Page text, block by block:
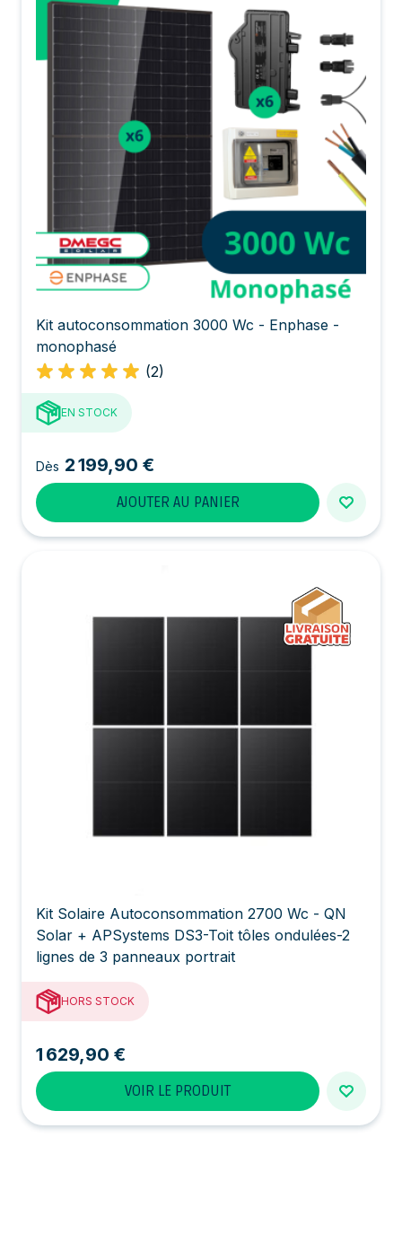
Kit autoconsommation 3000 Wc - Enphase -
monophasé
(2)
EN STOCK
Dès 2 199,90 €
AJOUTER AU PANIER
Kit Solaire Autoconsommation 2700 Wc - QN
Solar + APSystems DS3-Toit tôles ondulées-2
lignes de 3 panneaux portrait
HORS STOCK
1 629,90 €
VOIR LE PRODUIT